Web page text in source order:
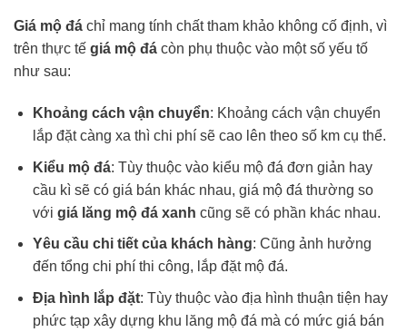
Giá mộ đá chỉ mang tính chất tham khảo không cố định, vì
trên thực tế giá mộ đá còn phụ thuộc vào một số yếu tố
như sau:
Khoảng cách vận chuyển: Khoảng cách vận chuyển
lắp đặt càng xa thì chi phí sẽ cao lên theo số km cụ thể.
Kiểu mộ đá: Tùy thuộc vào kiểu mộ đá đơn giản hay
cầu kì sẽ có giá bán khác nhau, giá mộ đá thường so
với giá lăng mộ đá xanh cũng sẽ có phần khác nhau.
Yêu cầu chi tiết của khách hàng: Cũng ảnh hưởng
đến tổng chi phí thi công, lắp đặt mộ đá.
Địa hình lắp đặt: Tùy thuộc vào địa hình thuận tiện hay
phức tạp xây dựng khu lăng mộ đá mà có mức giá bán